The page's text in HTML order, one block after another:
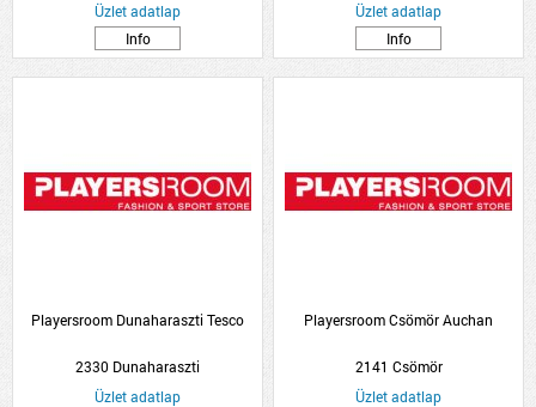
Üzlet adatlap
Info
Üzlet adatlap
Info
Playersroom Dunaharaszti Tesco
2330 Dunaharaszti
Üzlet adatlap
Playersroom Csömör Auchan
2141 Csömör
Üzlet adatlap